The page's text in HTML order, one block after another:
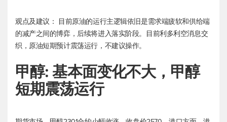
观点及建议： 目前原油的运行主逻辑依旧是需求端疲软和供给端
的减产之间的博弈，后续将进入落实阶段。目前利多利空消息交
织，原油短期预计震荡运行，不建议操作。
甲醇: 基本面变化不大，甲醇
短期震荡运行